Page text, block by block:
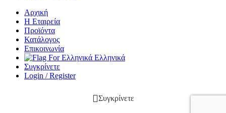
Αρχική
Η Εταιρεία
Προϊόντα
Κατάλογος
Επικοινωνία
Ελληνικά
Συγκρίνετε
Login / Register
Συγκρίνετε